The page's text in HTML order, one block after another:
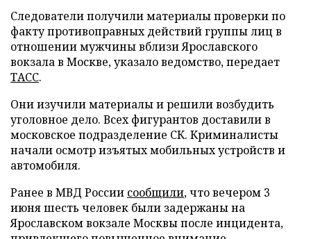
Следователи получили материалы проверки по
факту противоправных действий группы лиц в
отношении мужчины вблизи Ярославского
вокзала в Москве, указало ведомство, передает
ТАСС.
Они изучили материалы и решили возбудить
уголовное дело. Всех фигурантов доставили в
московское подразделение СК. Криминалисты
начали осмотр изъятых мобильных устройств и
автомобиля.
Ранее в МВД России сообщили, что вечером 3
июня шесть человек были задержаны на
Ярославском вокзале Москвы после инцидента,